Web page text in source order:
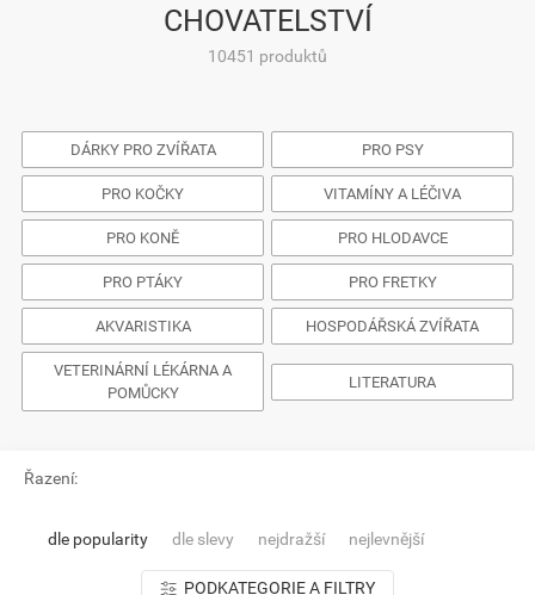
CHOVATELSTVÍ
10451 produktů
DÁRKY PRO ZVÍŘATA PRO PSY
PRO KOČKY VITAMÍNY A LÉČIVA
PRO KONĚ PRO HLODAVCE
PRO PTÁKY PRO FRETKY
AKVARISTIKA HOSPODÁŘSKÁ ZVÍŘATA
VETERINÁRNÍ LÉKÁRNA A
POMŮCKY
LITERATURA
Řazení:
dle popularity dle slevy nejdražší nejlevnější
PODKATEGORIE A FILTRY